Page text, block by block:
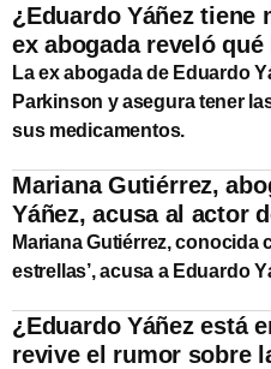
¿Eduardo Yáñez tiene
ex abogada reveló
La ex abogada de Eduardo
Parkinson y asegura tener
sus medicamentos.
Mariana Gutiérrez,
Yáñez, acusa al actor
Mariana Gutiérrez, conocida
estrellas’, acusa a Eduardo
¿Eduardo Yáñez está
revive el rumor sobre